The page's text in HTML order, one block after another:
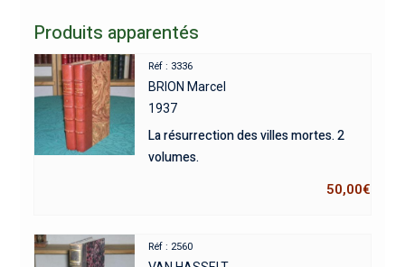
Produits apparentés
Réf : 3336
BRION Marcel
1937
La résurrection des villes mortes. 2
volumes.
50,00€
Réf : 2560